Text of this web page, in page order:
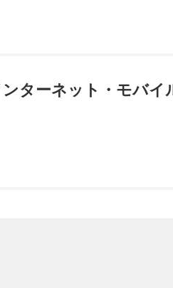
ターネット・モバイ